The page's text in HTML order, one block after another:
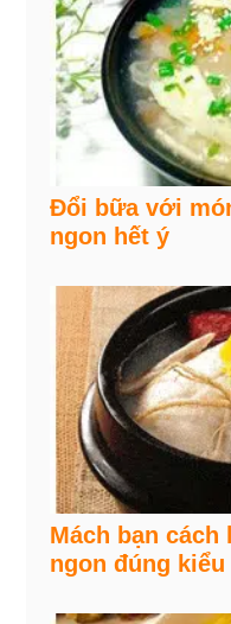
Đổi bữa với
ngon hết ý
Mách bạn cách
ngon đúng kiểu